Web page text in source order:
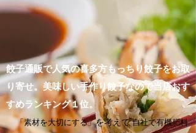
餃子通販で人気の喜多方もっちり餃子をお取
り寄せ。美味しい手作り餃子なので当店おす
すめランキング１位。
「素材を大切にする」を考えて自社で有機肥料